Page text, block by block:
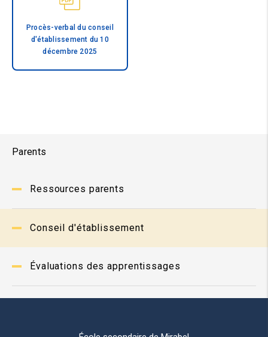
Parents
Ressources parents
Conseil d'établissement
Évaluations des apprentissages
Procès-verbal du conseil
d'établissement du 10
décembre 2025